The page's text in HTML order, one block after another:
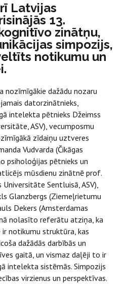
Latvijas
13.
zinātņu,
simpozijs,
notikumu un
nozīmīgākie dažādu nozaru
datorzinātnieks,
intelekta pētnieks Džeimss
ASV), vecumposmu
zīdaiņu uztveres
Vudvarda (Čikāgas
psiholoģijas pētnieks un
mūsdienu zinātnē prof.
Sentluisā, ASV),
Glanzbergs (Ziemeļrietumu
Dekers (Amsterdamas
nolasīto referātu atziņa, ka
notikumu struktūra, kas
dažādās darbībās un
gaitā, un vismaz daļēji to ir
intelekta sistēmās. Simpozijs
virzienus un perspektīvas.